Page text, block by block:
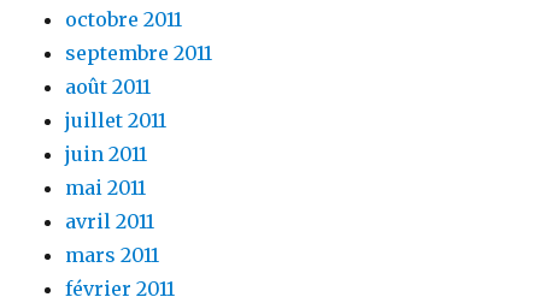
octobre 2011
septembre 2011
août 2011
juillet 2011
juin 2011
mai 2011
avril 2011
mars 2011
février 2011